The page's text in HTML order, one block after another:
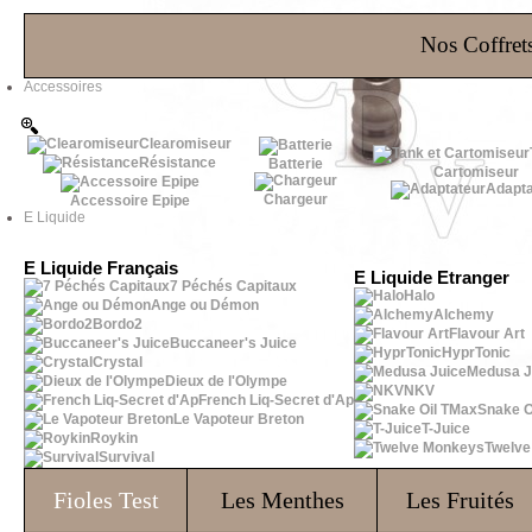
Nos
Accessoires
Clearomiseur
Résistance
Accessoire Epipe
Batterie
Chargeur
Cartomiseur
E Liquide
E Liquide Français
7 Péchés Capitaux
Ange ou Démon
Bordo2
Buccaneer's Juice
Crystal
Dieux de l'Olympe
French Liq-Secret d'Ap
Le Vapoteur Breton
Roykin
Survival
E Liquide Etranger
Halo
Alchemy
Flavour Art
HyprTonic
Medusa
NKV
Snake
T-Juice
Fioles Test Les Menthes Les Fruités